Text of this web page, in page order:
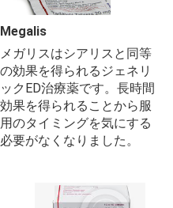
Megalis
メガリスはシアリスと同等
の効果を得られるジェネリ
ックED治療薬です。長時間
効果を得られることから服
用のタイミングを気にする
必要がなくなりました。